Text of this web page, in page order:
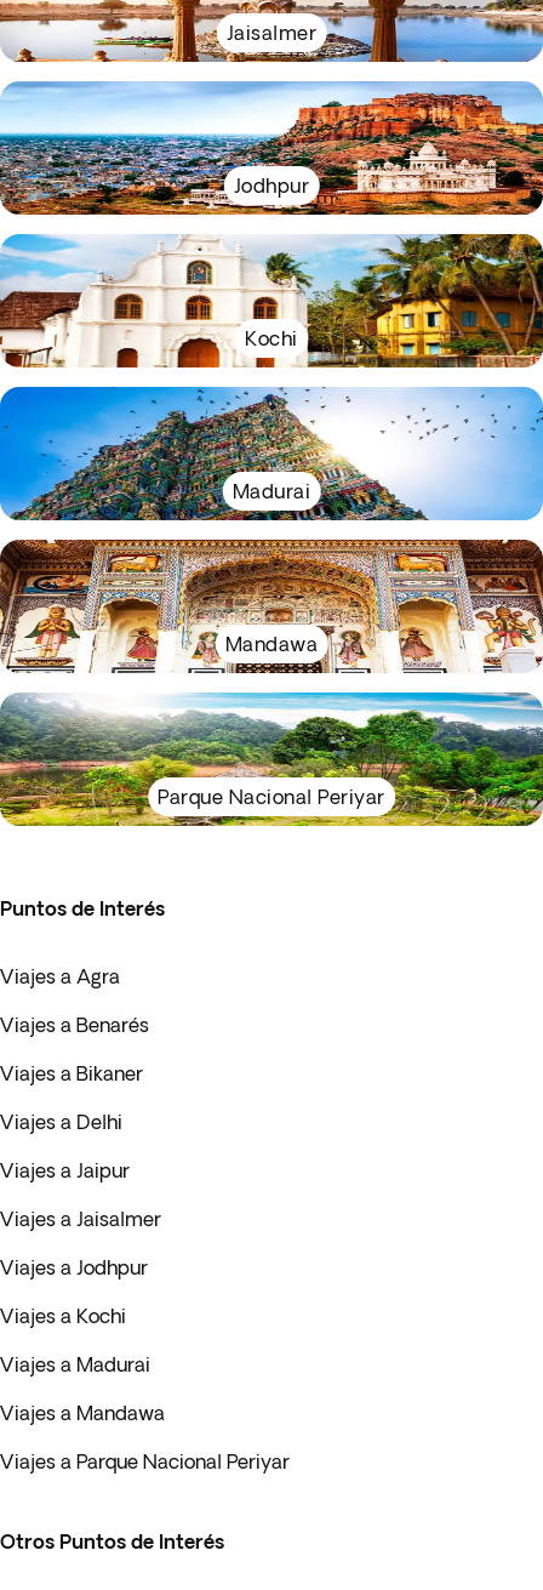
Jaisalmer
Jodhpur
Kochi
Madurai
Mandawa
Parque Nacional Periyar
Puntos de Interés
Viajes a Agra
Viajes a Benarés
Viajes a Bikaner
Viajes a Delhi
Viajes a Jaipur
Viajes a Jaisalmer
Viajes a Jodhpur
Viajes a Kochi
Viajes a Madurai
Viajes a Mandawa
Viajes a Parque Nacional Periyar
Otros Puntos de Interés